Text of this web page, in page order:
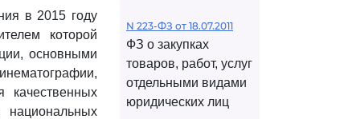
в 2015 году
которой
основными
качественных
N 223-ФЗ от 18.07.2011
ФЗ о закупках
товаров, работ, услуг
отдельными видами
юридических лиц